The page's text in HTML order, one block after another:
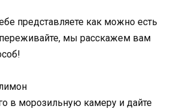
представляете как можно есть
мы расскажем вам
в морозильную камеру и дайте